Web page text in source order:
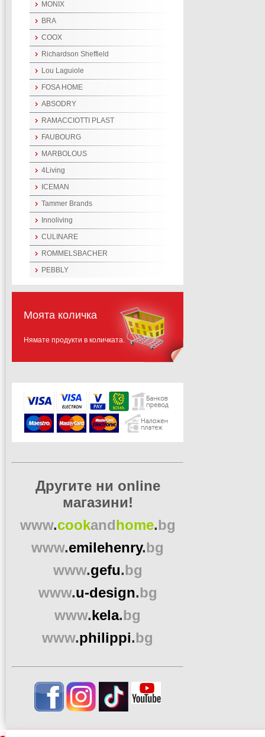
MONIX
BRA
COOX
Richardson Sheffield
Lou Laguiole
FOSA HOME
ABSODRY
RAMACCIOTTI PLAST
FAUBOURG
MARBOLOUS
4Living
ICEMAN
Tammer Brands
Innoliving
CULINARE
ROMMELSBACHER
PEBBLY
Моята количка
Нямате продукти в количката.
Другите ни online
магазини!
www.cookandhome.bg
www.emilehenry.bg
www.gefu.bg
www.u-design.bg
www.kela.bg
www.philippi.bg